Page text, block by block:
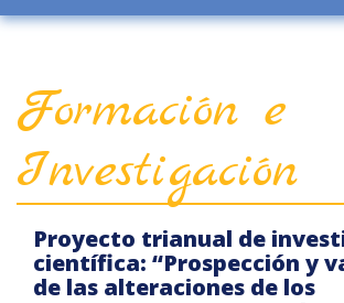
Formación e
Investigación
Proyecto trianual de
científica: “Prospección y
de las alteraciones de los